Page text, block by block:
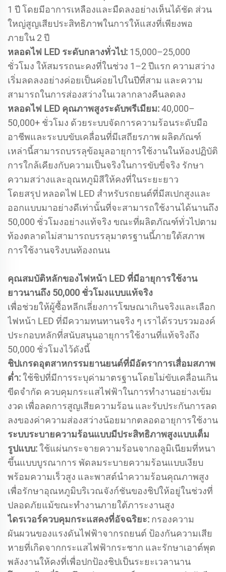
1 ปี โดยมีอาการเหลืองและมืดลงอย่างเห็นได้ชัด ส่วน
ใหญ่สูญเสียประสิทธิภาพในการให้แสงที่เพียงพอ
ภายใน 2 ปี
หลอดไฟ LED ระดับกลางทั่วไป: 15,000–25,000
ชั่วโมง ให้สมรรถนะคงที่ในช่วง 1–2 ปีแรก ความสว่าง
เริ่มลดลงอย่างค่อยเป็นค่อยไปในปีที่สาม และความ
สามารถในการส่องสว่างในเวลากลางคืนลดลง
หลอดไฟ LED คุณภาพสูงระดับพรีเมียม:40,000–
50,000+ ชั่วโมง ด้วยระบบจัดการความร้อนระดับมือ
อาชีพและระบบขับเคลื่อนที่มีเสถียรภาพ ผลิตภัณฑ์
เหล่านี้สามารถบรรลุข้อมูลอายุการใช้งานในห้องปฏิบัติ
การใกล้เคียงกับความเป็นจริงในการขับขี่จริง รักษา
ความสว่างและอุณหภูมิสีให้คงที่ในระยะยาว
โดยสรุป หลอดไฟ LED สำหรับรถยนต์ที่มีสเปกสูงและ
ออกแบบมาอย่างดีเท่านั้นที่จะสามารถใช้งานได้นานถึง
50,000 ชั่วโมงอย่างแท้จริง ขณะที่ผลิตภัณฑ์ทั่วไปตาม
ท้องตลาดไม่สามารถบรรลุมาตรฐานนี้ภายใต้สภาพ
การใช้งานจริงบนท้องถนน
คุณสมบัติหลักของไฟหน้า LED ที่มีอายุการใช้งาน
ยาวนานถึง 50,000 ชั่วโมงแบบแท้จริง
เพื่อช่วยให้ผู้ซื้อหลีกเลี่ยงการโฆษณาเกินจริงและเลือก
ไฟหน้า LED ที่มีความทนทานจริง ๆ เราได้รวบรวมองค์
ประกอบหลักที่สนับสนุนอายุการใช้งานที่แท้จริงถึง
50,000 ชั่วโมงไว้ดังนี้
ชิปเกรดอุตสาหกรรมยานยนต์ที่มีอัตราการเสื่อมสภาพ
ต่ำ:ใช้ชิปที่มีการระบุค่ามาตรฐานโดยไม่ขับเคลื่อนเกิน
ขีดจำกัด ควบคุมกระแสไฟฟ้าในการทำงานอย่างเข้ม
งวด เพื่อลดการสูญเสียความร้อน และรับประกันการลด
ลงของค่าความส่องสว่างน้อยมากตลอดอายุการใช้งาน
ระบบระบายความร้อนแบบมีประสิทธิภาพสูงแบบเต็ม
รูปแบบ:ใช้แผ่นกระจายความร้อนจากอลูมิเนียมที่หนา
ขึ้นแบบบูรณาการ พัดลมระบายความร้อนแบบเงียบ
พร้อมความเร็วสูง และพาสต์นำความร้อนคุณภาพสูง
เพื่อรักษาอุณหภูมิบริเวณจังก์ชันของชิปให้อยู่ในช่วงที่
ปลอดภัยแม้ขณะทำงานภายใต้ภาระงานสูง
ไดรเวอร์ควบคุมกระแสคงที่อัจฉริยะ: กรองความ
ผันผวนของแรงดันไฟฟ้าจากรถยนต์ ป้องกันความเสีย
หายที่เกิดจากกระแสไฟฟ้ากระชาก และรักษาเอาต์พุต
พลังงานให้คงที่เพื่อปกป้องชิปเป็นระยะเวลานาน